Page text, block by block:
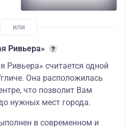
Ривьера»
Ривьера» считается одной
Она расположилась
что позволит Вам
нужных мест города.
в современном и